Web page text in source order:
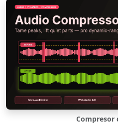
Compresor